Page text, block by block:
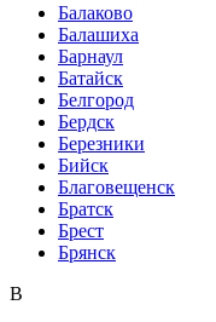
Балаково
Балашиха
Барнаул
Батайск
Белгород
Бердск
Березники
Бийск
Благовещенск
Братск
Брест
Брянск
В